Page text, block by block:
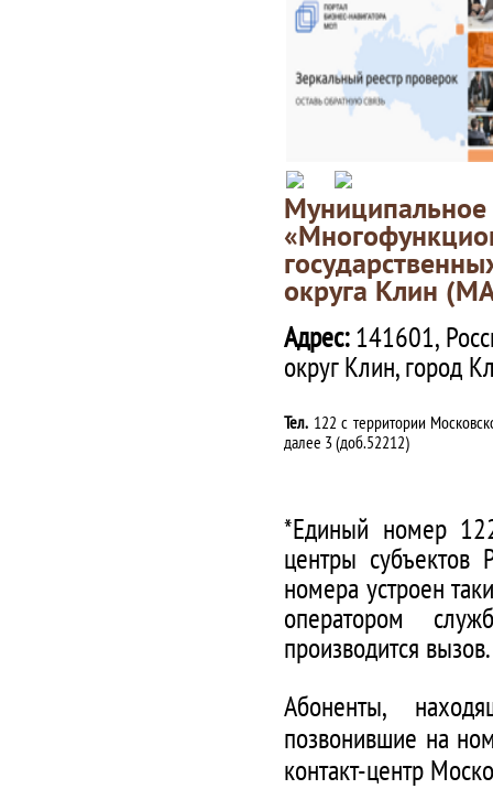
округа Клин
Адрес:141601,
округ Клин, город
Тел. 122 с территории
далее 3 (доб.52212)
*Единый номер
центры субъектов
номера устроен
оператором
производится вызов.
Абоненты,
позвонившие на
контакт-центр